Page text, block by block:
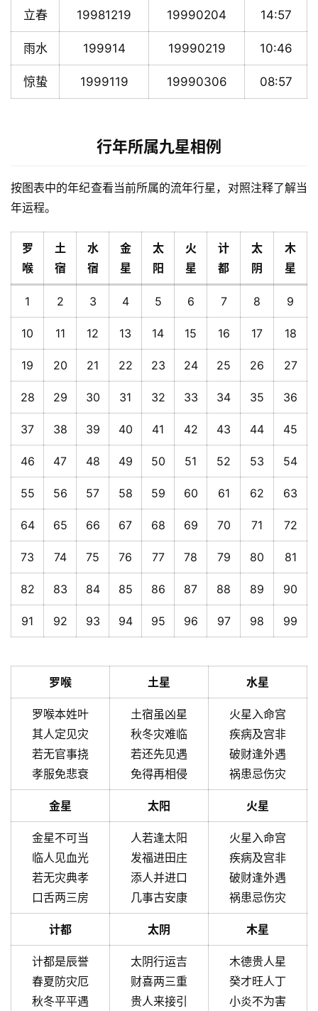
立春 19981219 19990204 14:57
雨水 199914 19990219 10:46
惊蛰 1999119 19990306 08:57
行年所属九星相例
按图表中的年纪查看当前所属的流年行星，对照注释了解当
年运程。
罗
喉
土
宿
水
宿
金
星
太
阳
火
星
计
都
太
阴
木
星
1 2 3 4 5 6 7 8 9
10 11 12 13 14 15 16 17 18
19 20 21 22 23 24 25 26 27
28 29 30 31 32 33 34 35 36
37 38 39 40 41 42 43 44 45
46 47 48 49 50 51 52 53 54
55 56 57 58 59 60 61 62 63
64 65 66 67 68 69 70 71 72
73 74 75 76 77 78 79 80 81
82 83 84 85 86 87 88 89 90
91 92 93 94 95 96 97 98 99
罗喉 土星 水星
罗喉本姓叶
其人定见灾
若无官事挠
孝服免悲衰
土宿虽凶星
秋冬灾难临
若还先见遇
免得再相侵
火星入命宫
疾病及宫非
破财逢外遇
祸患忌伤灾
金星 太阳 火星
金星不可当
临人见血光
若无灾典孝
口舌两三房
人若逢太阳
发福进田庄
添人并进口
几事古安康
火星入命宫
疾病及宫非
破财逢外遇
祸患忌伤灾
计都 太阴 木星
计都是辰誉
春夏防灾厄
秋冬平平遇
太阴行运吉
财喜两三重
贵人来接引
木德贵人星
癸才旺人丁
小炎不为害